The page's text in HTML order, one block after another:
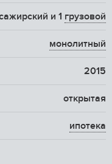
и 1 грузовой
монолитный
2015
открытая
ипотека